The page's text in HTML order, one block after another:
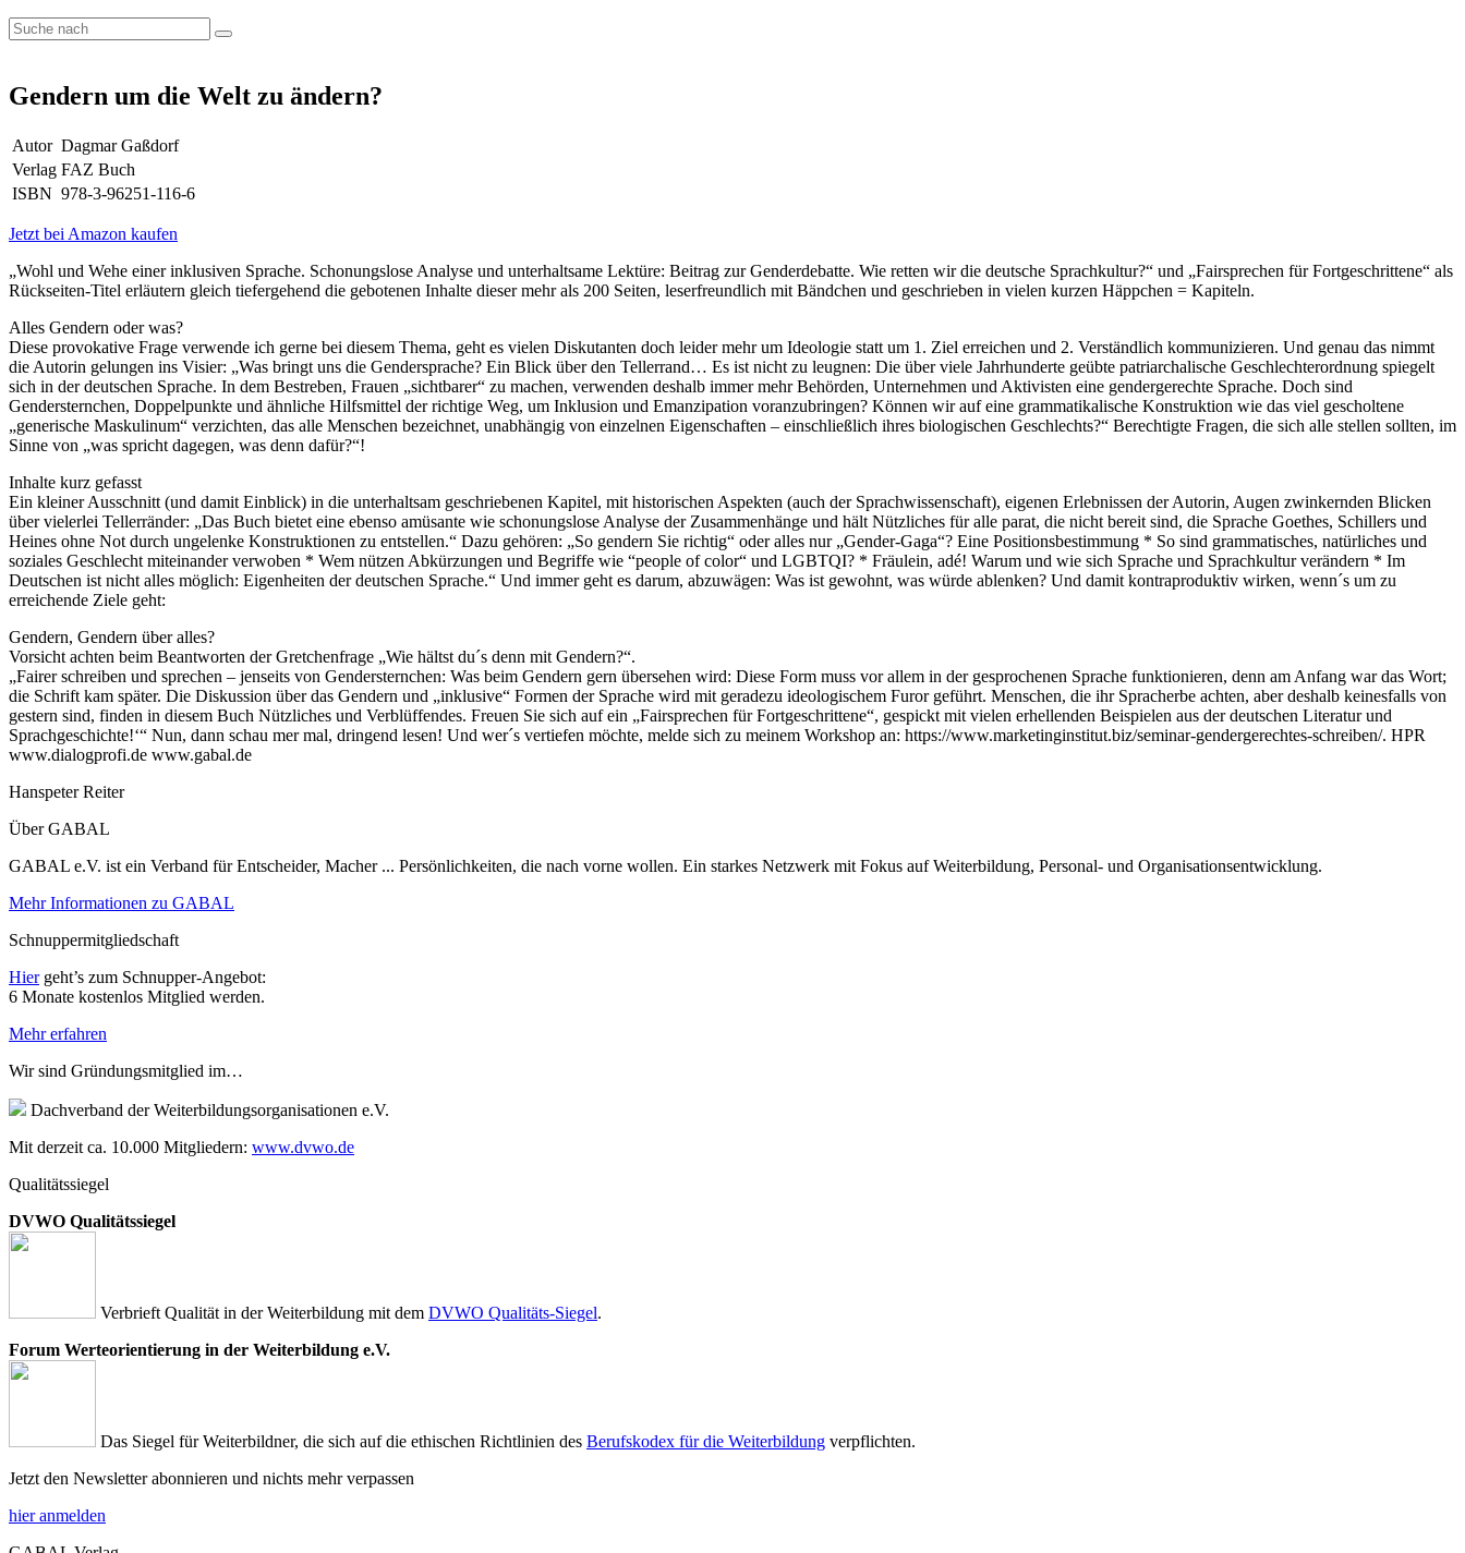
Gendern um die Welt zu ändern?
Autor Dagmar Gaßdorf
Verlag FAZ Buch
ISBN 978-3-96251-116-6
Jetzt bei Amazon kaufen
„Wohl und Wehe einer inklusiven Sprache. Schonungslose Analyse und unterhaltsame Lektüre: Beitrag zur Genderdebatte. Wie retten wir die deutsche Sprachkultur?“ und „Fairsprechen für Fortgeschrittene“ als
Rückseiten-Titel erläutern gleich tiefergehend die gebotenen Inhalte dieser mehr als 200 Seiten, leserfreundlich mit Bändchen und geschrieben in vielen kurzen Häppchen = Kapiteln.
Alles Gendern oder was?
Diese provokative Frage verwende ich gerne bei diesem Thema, geht es vielen Diskutanten doch leider mehr um Ideologie statt um 1. Ziel erreichen und 2. Verständlich kommunizieren. Und genau das nimmt
die Autorin gelungen ins Visier: „Was bringt uns die Gendersprache? Ein Blick über den Tellerrand… Es ist nicht zu leugnen: Die über viele Jahrhunderte geübte patriarchalische Geschlechterordnung spiegelt
sich in der deutschen Sprache. In dem Bestreben, Frauen „sichtbarer“ zu machen, verwenden deshalb immer mehr Behörden, Unternehmen und Aktivisten eine gendergerechte Sprache. Doch sind
Gendersternchen, Doppelpunkte und ähnliche Hilfsmittel der richtige Weg, um Inklusion und Emanzipation voranzubringen? Können wir auf eine grammatikalische Konstruktion wie das viel gescholtene
„generische Maskulinum“ verzichten, das alle Menschen bezeichnet, unabhängig von einzelnen Eigenschaften – einschließlich ihres biologischen Geschlechts?“ Berechtigte Fragen, die sich alle stellen sollten, im
Sinne von „was spricht dagegen, was denn dafür?“!
Inhalte kurz gefasst
Ein kleiner Ausschnitt (und damit Einblick) in die unterhaltsam geschriebenen Kapitel, mit historischen Aspekten (auch der Sprachwissenschaft), eigenen Erlebnissen der Autorin, Augen zwinkernden Blicken
über vielerlei Tellerränder: „Das Buch bietet eine ebenso amüsante wie schonungslose Analyse der Zusammenhänge und hält Nützliches für alle parat, die nicht bereit sind, die Sprache Goethes, Schillers und
Heines ohne Not durch ungelenke Konstruktionen zu entstellen.“ Dazu gehören: „So gendern Sie richtig“ oder alles nur „Gender-Gaga“? Eine Positionsbestimmung * So sind grammatisches, natürliches und
soziales Geschlecht miteinander verwoben * Wem nützen Abkürzungen und Begriffe wie “people of color“ und LGBTQI? * Fräulein, adé! Warum und wie sich Sprache und Sprachkultur verändern * Im
Deutschen ist nicht alles möglich: Eigenheiten der deutschen Sprache.“ Und immer geht es darum, abzuwägen: Was ist gewohnt, was würde ablenken? Und damit kontraproduktiv wirken, wenn´s um zu
erreichende Ziele geht:
Gendern, Gendern über alles?
Vorsicht achten beim Beantworten der Gretchenfrage „Wie hältst du´s denn mit Gendern?“.
„Fairer schreiben und sprechen – jenseits von Gendersternchen: Was beim Gendern gern übersehen wird: Diese Form muss vor allem in der gesprochenen Sprache funktionieren, denn am Anfang war das Wort;
die Schrift kam später. Die Diskussion über das Gendern und „inklusive“ Formen der Sprache wird mit geradezu ideologischem Furor geführt. Menschen, die ihr Spracherbe achten, aber deshalb keinesfalls von
gestern sind, finden in diesem Buch Nützliches und Verblüffendes. Freuen Sie sich auf ein „Fairsprechen für Fortgeschrittene“, gespickt mit vielen erhellenden Beispielen aus der deutschen Literatur und
Sprachgeschichte!‘“ Nun, dann schau mer mal, dringend lesen! Und wer´s vertiefen möchte, melde sich zu meinem Workshop an: https://www.marketinginstitut.biz/seminar-gendergerechtes-schreiben/. HPR
www.dialogprofi.de www.gabal.de
Hanspeter Reiter
Über GABAL
GABAL e.V. ist ein Verband für Entscheider, Macher ... Persönlichkeiten, die nach vorne wollen. Ein starkes Netzwerk mit Fokus auf Weiterbildung, Personal- und Organisationsentwicklung.
Mehr Informationen zu GABAL
Schnuppermitgliedschaft
Hiergeht’s zum Schnupper-Angebot:
6 Monate kostenlos Mitglied werden.
Mehr erfahren
Wir sind Gründungsmitglied im…
Dachverband der Weiterbildungsorganisationen e.V.
Mit derzeit ca. 10.000 Mitgliedern: www.dvwo.de
Qualitätssiegel
DVWO Qualitätssiegel
Verbrieft Qualität in der Weiterbildung mit dem DVWO Qualitäts-Siegel.
Forum Werteorientierung in der Weiterbildung e.V.
Das Siegel für Weiterbildner, die sich auf die ethischen Richtlinien des Berufskodex für die Weiterbildung verpflichten.
Jetzt den Newsletter abonnieren und nichts mehr verpassen
hier anmelden